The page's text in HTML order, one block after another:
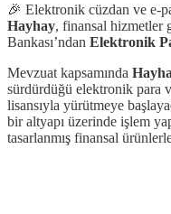
🎉 Elektronik cüzdan ve e-
Hayhay, finansal hizmetler
Bankası’ndan Elektronik
Mevzuat kapsamında
sürdürdüğü elektronik para
lisansıyla yürütmeye
bir altyapı üzerinde işlem
tasarlanmış finansal